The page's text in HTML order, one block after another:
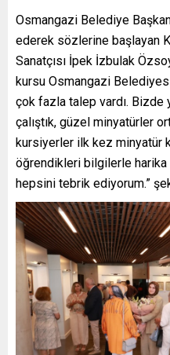
Osmangazi Belediye
ederek sözlerine başlayan
Sanatçısı İpek İzbulak
kursu Osmangazi
çok fazla talep vardı.
çalıştık, güzel minyatürler
kursiyerler ilk kez minyatür
öğrendikleri bilgilerle harika
hepsini tebrik ediyorum.”